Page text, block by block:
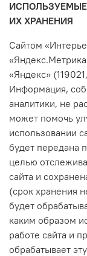
ИСПОЛЬЗУЕМЫЕ
ИХ ХРАНЕНИЯ
Сайтом
«Яндекс»
Информация,
аналитики, не
может помочь
использовании
будет передана
целью
сайта и
(срок хранения
будет
каким образом
работе сайта и
обрабатывает